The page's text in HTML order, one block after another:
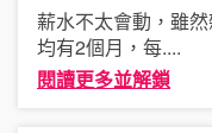
薪水不太會動，雖
均有2個月，每....
閱讀更多並解鎖